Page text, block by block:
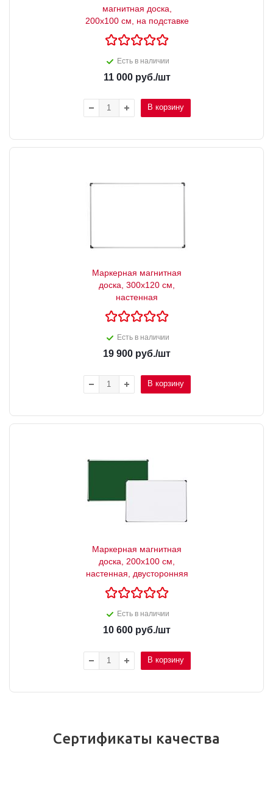
магнитная доска,
200х100 см, на подставке
Есть в наличии
11 000руб./шт
В корзину
Маркерная магнитная
доска, 300x120 см,
настенная
Есть в наличии
19 900 руб./шт
В корзину
Маркерная магнитная
доска, 200x100 см,
настенная, двусторонняя
Есть в наличии
10 600 руб./шт
В корзину
Сертификаты качества